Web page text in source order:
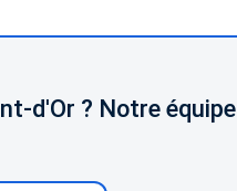
d'Or ? Notre équipe